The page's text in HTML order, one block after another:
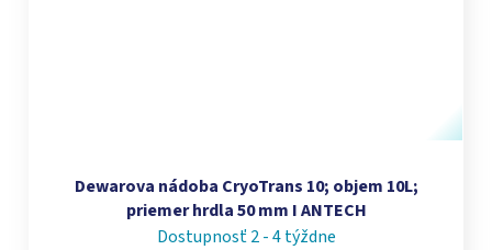
Dewarova nádoba CryoTrans 10; objem 10L;
priemer hrdla 50 mm I ANTECH
Dostupnosť 2 - 4 týždne